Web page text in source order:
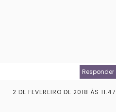
Responder
2 DE FEVEREIRO DE 2018 ÀS 11:47